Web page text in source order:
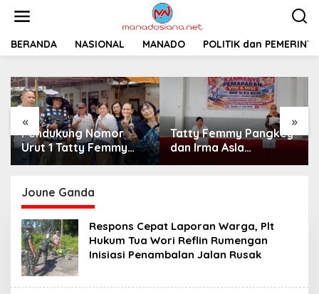
t
BERANDA NASIONAL MANADO POLITIK dan
« »
Pendukung Nomor
Urut 1 Tatty Femmy
Pangkey Berikan
Pemaparan Visi dan
Misi di Desa Waleure
Tatty Femmy Pangkey
dan Irma Asla
Paparkan Visi Misi
Joune Ganda
Respons Cepat Laporan Warga, Plt
Hukum Tua Wori Reflin Rumengan
Inisiasi Penambalan Jalan Rusak